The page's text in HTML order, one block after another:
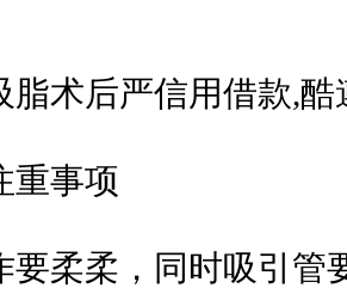
脂术后严信用借款,
重事项
要柔柔，同时吸引管